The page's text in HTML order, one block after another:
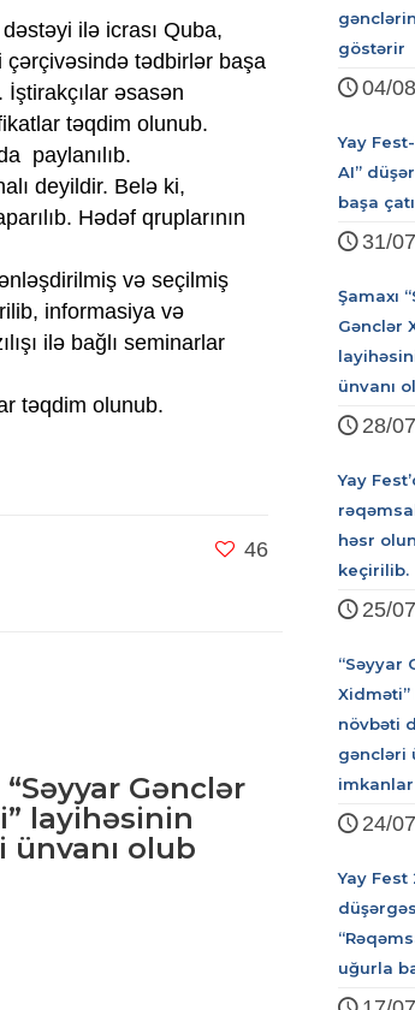
ilə icrası Quba,
çərçivəsində tədbirlər başa
əsasən
təqdim olunub.
paylanılıb.
deyildir. Belə ki,
Hədəf qruplarının
və seçilmiş
informasiya və
ilə bağlı seminarlar
təqdim olunub.
46
“Səyyar Gənclər
layihəsinin
ünvanı olub
göstərir
04/
Yay
AI”
başa
31/
Şamaxı
Gənclər
ünvanı
28/
Yay
həsr
keçirilib.
25/
“Səyyar
növbəti
gəncləri
imkanlar
24/
Yay Fest
uğurla